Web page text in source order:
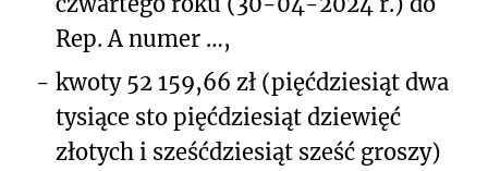
Rep. A numer …,
- kwoty 52 159,66 zł (pięćdziesiąt dwa
tysiące sto pięćdziesiąt dziewięć
złotych i sześćdziesiąt sześć groszy)